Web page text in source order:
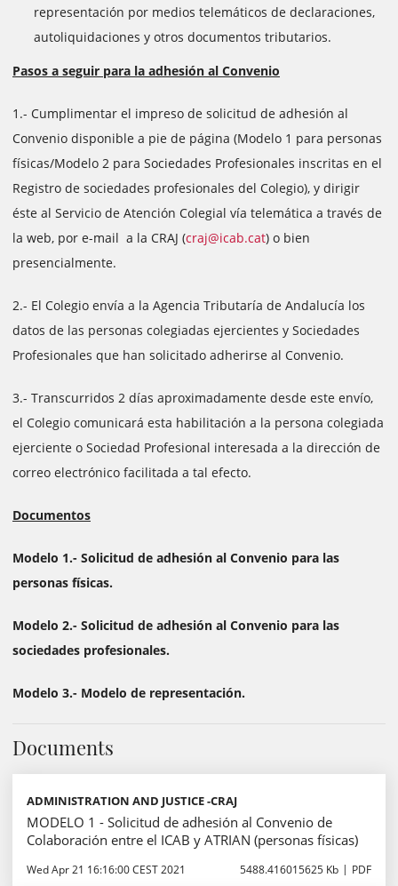
representación por medios telemáticos de declaraciones,
autoliquidaciones y otros documentos tributarios.
Pasos a seguir para la adhesión al Convenio
1.- Cumplimentar el impreso de solicitud de adhesión al
Convenio disponible a pie de página (Modelo 1 para personas
físicas/Modelo 2 para Sociedades Profesionales inscritas en el
Registro de sociedades profesionales del Colegio), y dirigir
éste al Servicio de Atención Colegial vía telemática a través de
la web, por e-mail a la CRAJ (craj@icab.cat) o bien
presencialmente.
2.- El Colegio envía a la Agencia Tributaría de Andalucía los
datos de las personas colegiadas ejercientes y Sociedades
Profesionales que han solicitado adherirse al Convenio.
3.- Transcurridos 2 días aproximadamente desde este envío,
el Colegio comunicará esta habilitación a la persona colegiada
ejerciente o Sociedad Profesional interesada a la dirección de
correo electrónico facilitada a tal efecto.
Documentos
Modelo 1.- Solicitud de adhesión al Convenio para las
personas físicas.
Modelo 2.- Solicitud de adhesión al Convenio para las
sociedades profesionales.
Modelo 3.- Modelo de representación.
Documents
ADMINISTRATION AND JUSTICE -CRAJ
MODELO 1 - Solicitud de adhesión al Convenio de
Colaboración entre el ICAB y ATRIAN (personas físicas)
Wed Apr 21 16:16:00 CEST 2021 5488.416015625 Kb PDF